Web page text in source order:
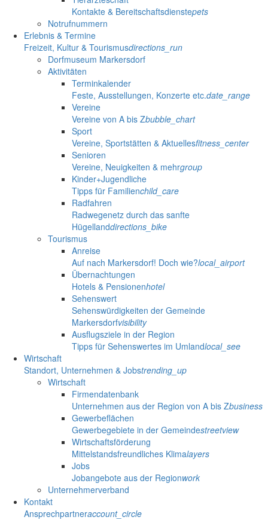
Kontakte & Bereitschaftsdienstepets
Notrufnummern
Erlebnis & Termine
Freizeit, Kultur & Tourismusdirections_run
Dorfmuseum Markersdorf
Aktivitäten
Terminkalender
Feste, Ausstellungen, Konzerte etc.date_range
Vereine
Vereine von A bis Zbubble_chart
Sport
Vereine, Sportstätten & Aktuellesfitness_center
Senioren
Vereine, Neuigkeiten & mehrgroup
Kinder+Jugendliche
Tipps für Familienchild_care
Radfahren
Radwegenetz durch das sanfte
Hügellanddirections_bike
Tourismus
Anreise
Auf nach Markersdorf! Doch wie?local_airport
Übernachtungen
Hotels & Pensionenhotel
Sehenswert
Sehenswürdigkeiten der Gemeinde
Markersdorfvisibility
Ausflugsziele in der Region
Tipps für Sehenswertes im Umlandlocal_see
Wirtschaft
Standort, Unternehmen & Jobstrending_up
Wirtschaft
Firmendatenbank
Unternehmen aus der Region von A bis Zbusiness
Gewerbeflächen
Gewerbegebiete in der Gemeindestreetview
Wirtschaftsförderung
Mittelstandsfreundliches Klimalayers
Jobs
Jobangebote aus der Regionwork
Unternehmerverband
Kontakt
Ansprechpartneraccount_circle